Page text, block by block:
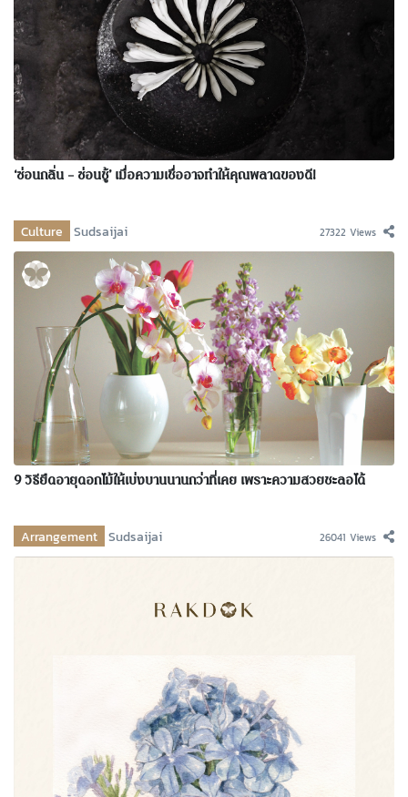
‘ซ่อนกลิ่น – ซ่อนชู้’ เมื่อความเชื่ออาจทำให้คุณพลาดของดี!
Culture Sudsaijai 27322 Views
9 วิธียืดอายุดอกไม้ให้เบ่งบานนานกว่าที่เคย เพราะความสวยชะลอได้
Arrangement Sudsaijai 26041 Views